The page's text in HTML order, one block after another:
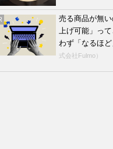
売る商品が無
上げ可能」っ
わず「なるほ
式会社Fulmo）